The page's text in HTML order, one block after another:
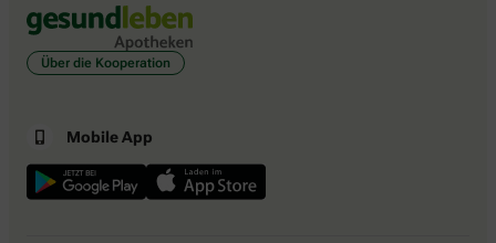
Über die Kooperation
Mobile App